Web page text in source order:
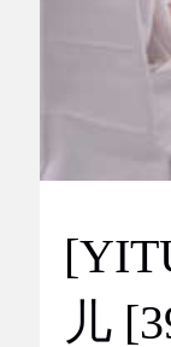
儿